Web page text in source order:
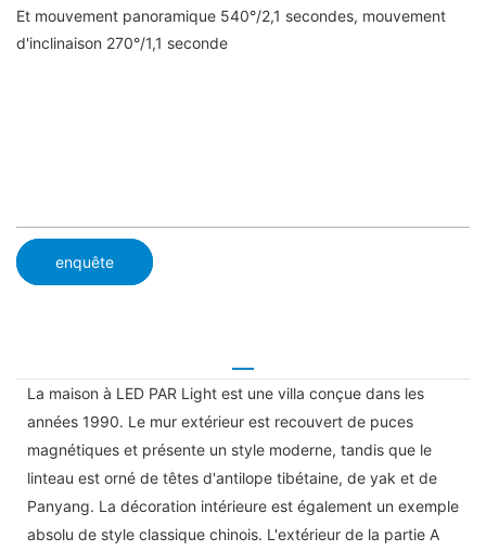
Et mouvement panoramique 540°/2,1 secondes, mouvement
d'inclinaison 270°/1,1 seconde
enquête
La maison à LED PAR Light est une villa conçue dans les
années 1990. Le mur extérieur est recouvert de puces
magnétiques et présente un style moderne, tandis que le
linteau est orné de têtes d'antilope tibétaine, de yak et de
Panyang. La décoration intérieure est également un exemple
absolu de style classique chinois. L'extérieur de la partie A